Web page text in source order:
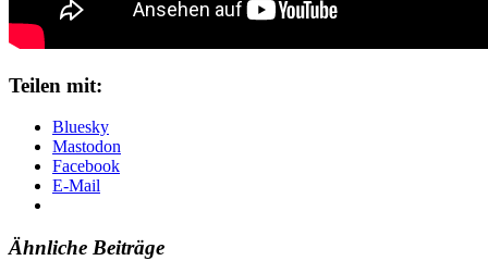
Teilen mit:
Bluesky
Mastodon
Facebook
E-Mail
Ähnliche Beiträge